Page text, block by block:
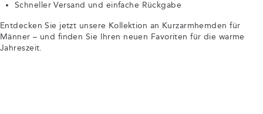
Schneller Versand und einfache Rückgabe
Entdecken Sie jetzt unsere Kollektion an Kurzarmhemden für
Männer – und finden Sie Ihren neuen Favoriten für die warme
Jahreszeit.